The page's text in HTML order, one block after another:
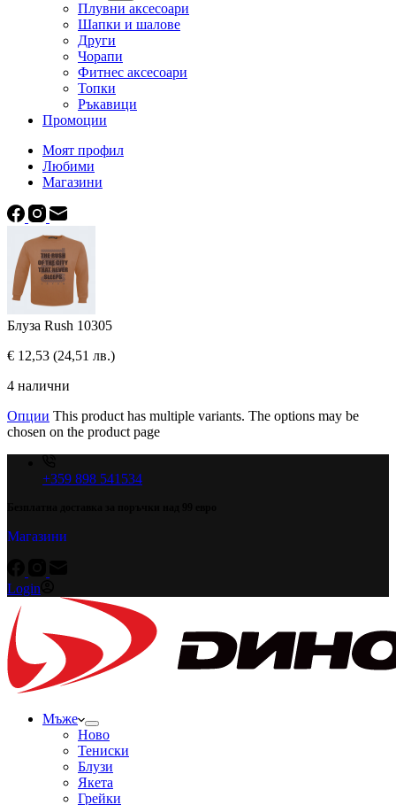
Плувни аксесоари
Шапки и шалове
Други
Чорапи
Фитнес аксесоари
Топки
Ръкавици
Промоции
Моят профил
Любими
Магазини
Блуза Rush 10305
€ 12,53 (24,51 лв.)
4 налични
Опции This product has multiple variants. The options may be
chosen on the product page
+359 898 541534
Магазини
Login
Мъже
Ново
Тениски
Блузи
Якета
Грейки